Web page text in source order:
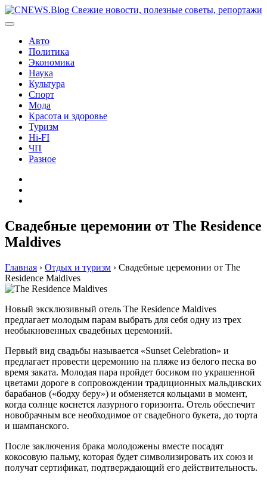
Перейти
к
Авто
Политика
Экономика
Наука
Культура
Спорт
Мода
Красота и здоровье
Туризм
Hi-FI
ЧП
Разное
Cвадебные церемонии от The Residence
Maldives
Главная › Отдых и туризм › Cвадебные церемонии от The
Residence Maldives
Новый эксклюзивный отель The Residence Maldives
предлагает молодым парам выбрать для себя одну из трех
необыкновенных свадебных церемоний.
Первый вид свадьбы называется «Sunset Celebration» и
предлагает провести церемонию на пляже из белого песка во
время заката. Молодая пара пройдет босиком по украшенной
цветами дороге в сопровождении традиционных мальдивских
барабанов («бодху беру») и обменяется кольцами в момент,
когда солнце коснется лазурного горизонта. Отель обеспечит
новобрачным все необходимое от свадебного букета, до торта
и шампанского.
После заключения брака молодожены вместе посадят
кокосовую пальму, которая будет символизировать их союз и
получат сертификат, подтверждающий его действительность.